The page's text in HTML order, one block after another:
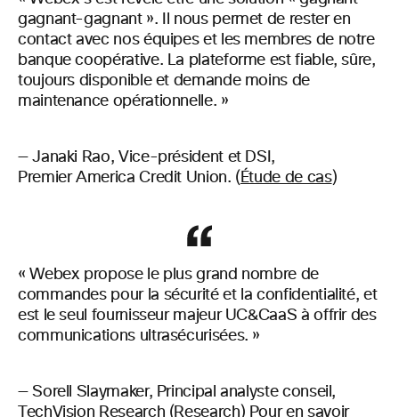
gagnant-gagnant ». Il nous permet de rester en
contact avec nos équipes et les membres de notre
banque coopérative. La plateforme est fiable, sûre,
toujours disponible et demande moins de
maintenance opérationnelle. »
— Janaki Rao, Vice-président et DSI,
Premier America Credit Union. ( Étude de cas)
« Webex propose le plus grand nombre de
commandes pour la sécurité et la confidentialité, et
est le seul fournisseur majeur UC&CaaS à offrir des
communications ultrasécurisées. »
— Sorell Slaymaker, Principal analyste conseil,
TechVision Research ( Research) Pour en savoir